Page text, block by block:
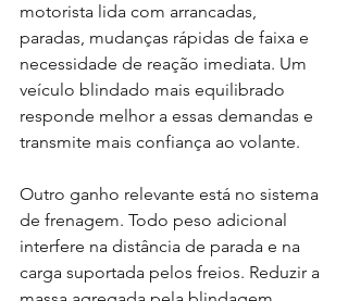
motorista lida com arrancadas,
paradas, mudanças rápidas de faixa e
necessidade de reação imediata. Um
veículo blindado mais equilibrado
responde melhor a essas demandas e
transmite mais confiança ao volante.
Outro ganho relevante está no sistema
de frenagem. Todo peso adicional
interfere na distância de parada e na
carga suportada pelos freios. Reduzir a